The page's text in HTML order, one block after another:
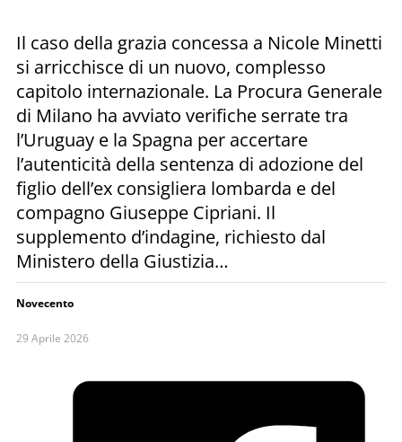
Il caso della grazia concessa a Nicole Minetti
si arricchisce di un nuovo, complesso
capitolo internazionale. La Procura Generale
di Milano ha avviato verifiche serrate tra
l’Uruguay e la Spagna per accertare
l’autenticità della sentenza di adozione del
figlio dell’ex consigliera lombarda e del
compagno Giuseppe Cipriani. Il
supplemento d’indagine, richiesto dal
Ministero della Giustizia…
Novecento
29 Aprile 2026